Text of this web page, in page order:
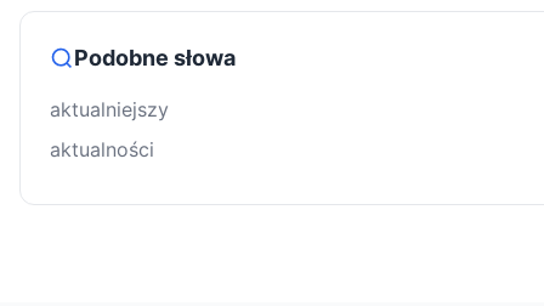
Podobne słowa
aktualniejszy
aktualności